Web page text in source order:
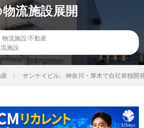
流施設展開
物流施設/不動産
施設
サンケイビル、神奈川・厚木で自社単独開